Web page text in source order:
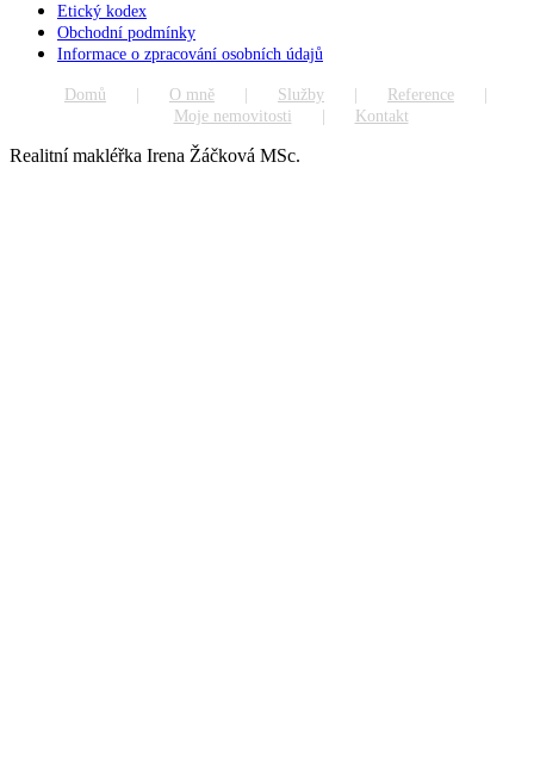
Etický kodex
Obchodní podmínky
Informace o zpracování osobních údajů
Domů O mně Služby
Reference
Moje nemovitosti
Kontakt
Realitní makléřka Irena Žáčková MSc.